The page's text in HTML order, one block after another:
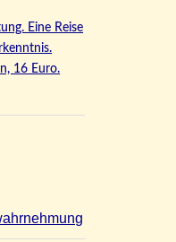
Eine Reise
16 Euro.